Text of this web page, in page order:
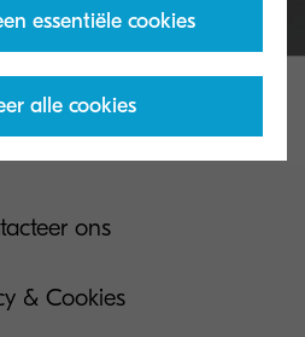
ons
& Cookies
essentiële cookies
alle cookies